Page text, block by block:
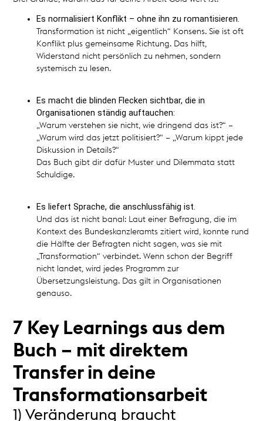
Es normalisiert Konflikt – ohne ihn zu romantisieren.
Transformation ist nicht „eigentlich“ Konsens. Sie ist oft
Konflikt plus gemeinsame Richtung. Das hilft,
Widerstand nicht persönlich zu nehmen, sondern
systemisch zu lesen.
Es macht die blinden Flecken sichtbar, die in
Organisationen ständig auftauchen:
„Warum verstehen sie nicht, wie dringend das ist?“ –
„Warum wird das jetzt politisiert?“ – „Warum kippt jede
Diskussion in Details?“
Das Buch gibt dir dafür Muster und Dilemmata statt
Schuldige.
Es liefert Sprache, die anschlussfähig ist.
Und das ist nicht banal: Laut einer Befragung, die im
Kontext des Bundeskanzleramts zitiert wird, konnte rund
die Hälfte der Befragten nicht sagen, was sie mit
„Transformation“ verbindet. Wenn schon der Begriff
nicht landet, wird jedes Programm zur
Übersetzungsleistung. Das gilt in Organisationen
genauso.
7 Key Learnings aus dem
Buch – mit direktem
Transfer in deine
Transformationsarbeit
1) Veränderung braucht